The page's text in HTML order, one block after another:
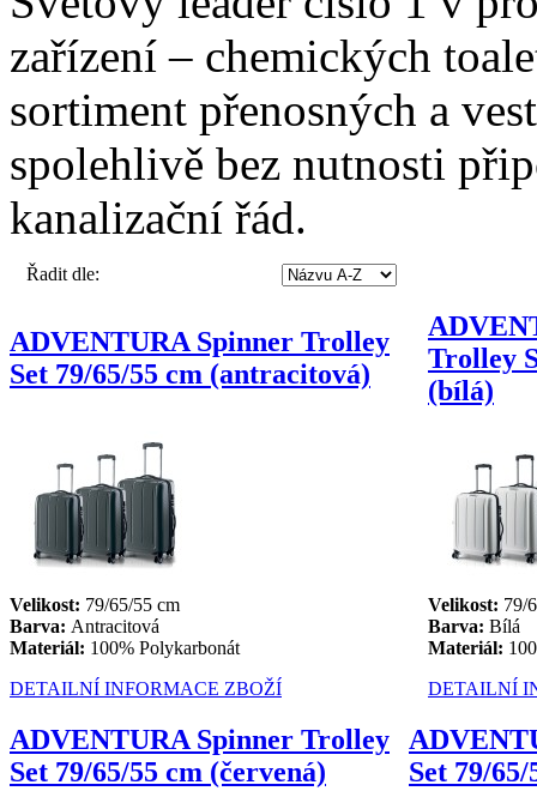
zařízení – chemických
sortiment přenosných a
spolehlivě bez nutnosti
kanalizační řád.
Řadit dle:
ADVENTURA Spinner Trolley
Set 79/65/55 cm (antracitová)
Trolley
(bílá)
Velikost: 79/65/55 cm
Barva: Antracitová
Materiál: 100% Polykarbonát
Velikost: 79/
Barva: Bílá
Materiál:
DETAILNÍ INFORMACE ZBOŽÍ
DETAILNÍ
ADVENTURA Spinner Trolley
Set 79/65/55 cm (červená)
Set 79/